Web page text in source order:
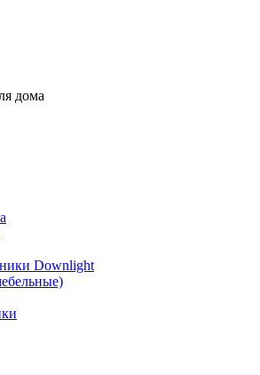
дома
Downlight